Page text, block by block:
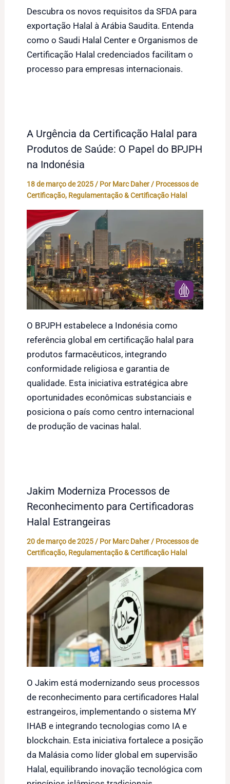
Descubra os novos requisitos da SFDA para
exportação Halal à Arábia Saudita. Entenda
como o Saudi Halal Center e Organismos de
Certificação Halal credenciados facilitam o
processo para empresas internacionais.
A Urgência da Certificação Halal para
Produtos de Saúde: O Papel do BPJPH
na Indonésia
18 de março de 2025 / Por Marc Daher / Processos de
Certificação, Regulamentação & Certificação Halal
O BPJPH estabelece a Indonésia como
referência global em certificação halal para
produtos farmacêuticos, integrando
conformidade religiosa e garantia de
qualidade. Esta iniciativa estratégica abre
oportunidades econômicas substanciais e
posiciona o país como centro internacional
de produção de vacinas halal.
Jakim Moderniza Processos de
Reconhecimento para Certificadoras
Halal Estrangeiras
20 de março de 2025/ Por Marc Daher/ Processos de
Certificação, Regulamentação & Certificação Halal
O Jakim está modernizando seus processos
de reconhecimento para certificadores Halal
estrangeiros, implementando o sistema MY
IHAB e integrando tecnologias como IA e
blockchain. Esta iniciativa fortalece a posição
da Malásia como líder global em supervisão
Halal, equilibrando inovação tecnológica com